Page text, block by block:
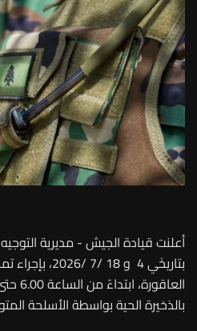
أعلنت قيادة الجيش - مديرية
بتاريخَي 4 و 18
بالذخيرة الحية بواسطة الأسلحة